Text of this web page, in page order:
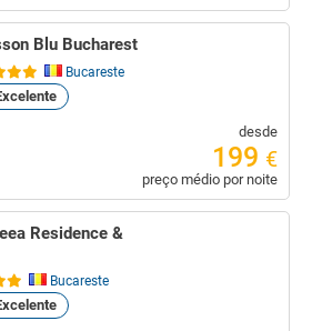
Blu Bucharest
Bucareste
desde
199 €
preço médio por noite
Residence &
Bucareste